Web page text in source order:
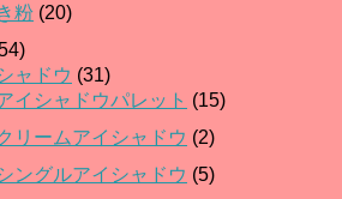
粉 (20)
ャドウ (31)
イシャドウパレット (15)
リームアイシャドウ (2)
ングルアイシャドウ (5)